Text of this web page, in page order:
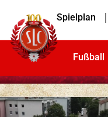
Spielplan
Fußball